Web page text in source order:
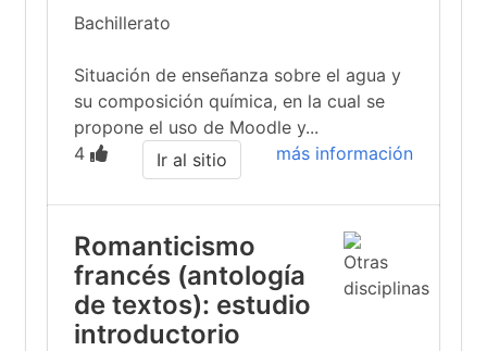
Bachillerato
Situación de enseñanza sobre el agua y
su composición química, en la cual se
propone el uso de Moodle y...
4
más información
Ir al sitio
Romanticismo
francés (antología
de textos): estudio
introductorio